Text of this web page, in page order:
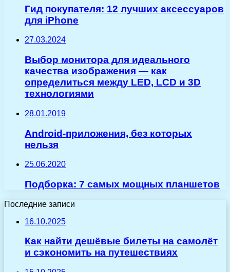
Гид покупателя: 12 лучших аксессуаров
для iPhone
27.03.2024
Выбор монитора для идеального
качества изображения — как
определиться между LED, LCD и 3D
технологиями
28.01.2019
Android-приложения, без которых
нельзя
25.06.2020
Подборка: 7 самых мощных планшетов
Последние записи
16.10.2025
Как найти дешёвые билеты на самолёт
и сэкономить на путешествиях